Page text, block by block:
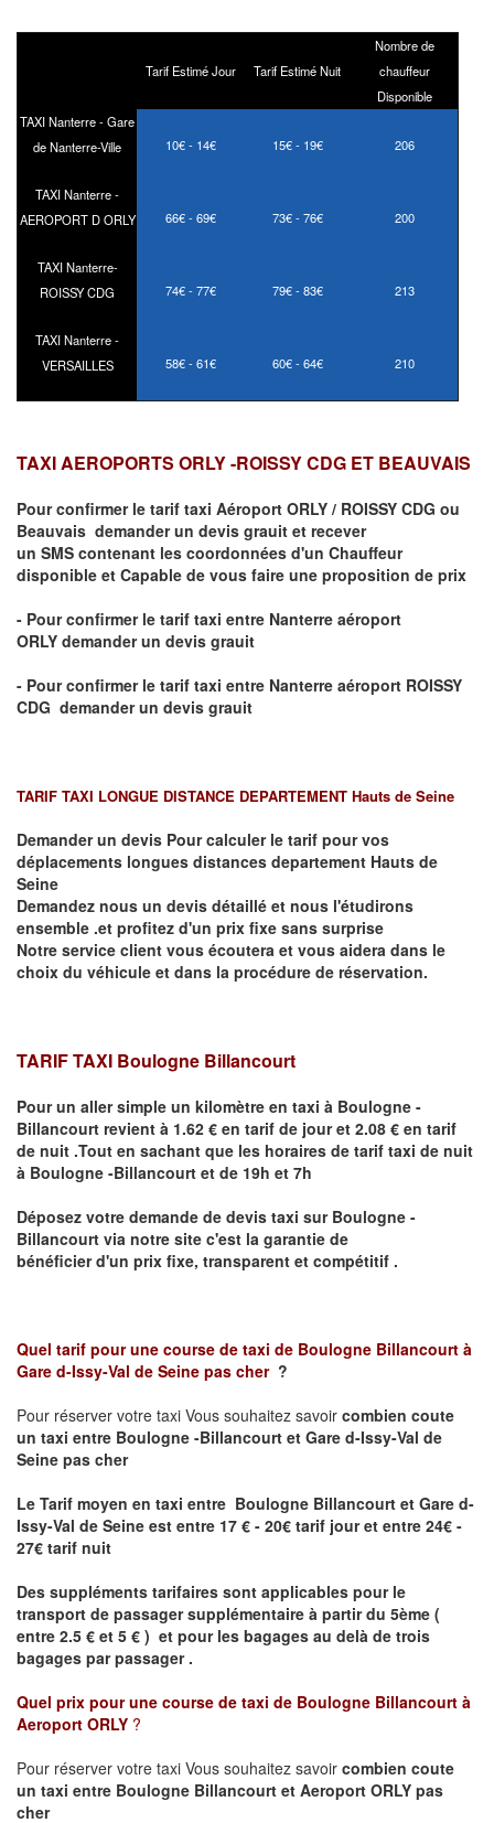
Tarif Estimé Jour Tarif Estimé Nuit
Nombre de
chauffeur
Disponible
TAXI Nanterre - Gare
de Nanterre-Ville
10€ - 14€ 15€ - 19€ 206
TAXI Nanterre -
AEROPORT D ORLY
66€ - 69€ 73€ - 76€ 200
TAXI Nanterre-
ROISSY CDG
74€ - 77€ 79€ - 83€ 213
TAXI Nanterre -
VERSAILLES
58€ - 61€ 60€ - 64€ 210
TAXI AEROPORTS ORLY -ROISSY CDG ET BEAUVAIS
Pour confirmer le tarif taxi Aéroport ORLY / ROISSY CDG ou
Beauvais demander un devis grauit et recever
un SMS contenant les coordonnées d'un Chauffeur
disponible et Capable de vous faire une proposition de prix
- Pour confirmer le tarif taxi entre Nanterre aéroport
ORLY demander un devis grauit
- Pour confirmer le tarif taxi entre Nanterre aéroport ROISSY
CDG demander un devis grauit
TARIF TAXI LONGUE DISTANCE DEPARTEMENT Hauts de Seine
Demander un devis Pour calculer le tarif pour vos
déplacements longues distances departement Hauts de
Seine
Demandez nous un devis détaillé et nous l'étudirons
ensemble .et profitez d'un prix fixe sans surprise
Notre service client vous écoutera et vous aidera dans le
choix du véhicule et dans la procédure de réservation.
TARIF TAXI Boulogne Billancourt
Pour un aller simple un kilomètre en taxi à Boulogne -
Billancourt revient à 1.62 € en tarif de jour et 2.08 € en tarif
de nuit .Tout en sachant que les horaires de tarif taxi de nuit
à Boulogne -Billancourt et de 19h et 7h
Déposez votre demande de devis taxi sur Boulogne -
Billancourt via notre site c'est la garantie de
bénéficier d'un prix fixe, transparent et compétitif .
Quel tarif pour une course de taxi de Boulogne Billancourt à
Gare d-Issy-Val de Seine pas cher ?
Pour réserver votre taxi Vous souhaitez savoir combien coute
un taxi entre Boulogne -Billancourt et Gare d-Issy-Val de
Seine pas cher
Le Tarif moyen en taxi entre Boulogne Billancourt et Gare d-
Issy-Val de Seine est entre 17 € - 20€ tarif jour et entre 24€ -
27€ tarif nuit
Des suppléments tarifaires sont applicables pour le
transport de passager supplémentaire à partir du 5ème (
entre 2.5 € et 5 € ) et pour les bagages au delà de trois
bagages par passager .
Quel prix pour une course de taxi de Boulogne Billancourt à
Aeroport ORLY ?
Pour réserver votre taxi Vous souhaitez savoir combien coute
un taxi entre Boulogne Billancourt et Aeroport ORLY pas
cher